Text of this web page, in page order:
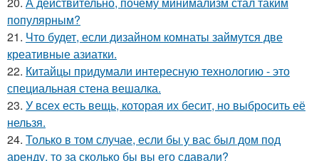
популярным?
21. Что будет, если дизайном комнаты займутся две
креативные азиатки.
22. Китайцы придумали интересную технологию - это
специальная стена вешалка.
23. У всех есть вещь, которая их бесит, но выбросить её
нельзя.
24. Только в том случае, если бы у вас был дом под
аренду, то за сколько бы вы его сдавали?